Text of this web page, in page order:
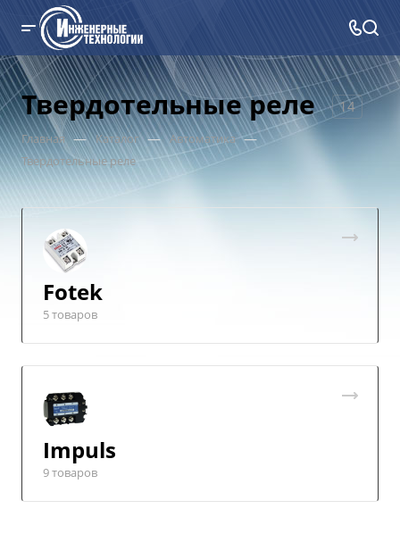
Твердотельные реле 14
Главная — Каталог — Автоматика —
Твердотельные реле
Fotek
5 товаров
Impuls
9 товаров